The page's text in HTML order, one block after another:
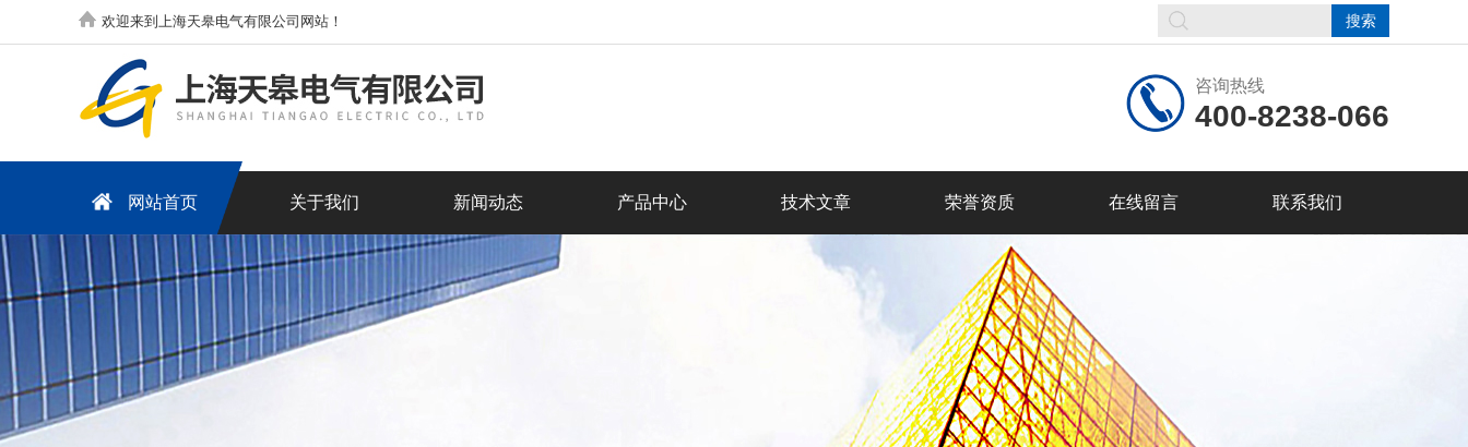
欢迎来到上海天皋电气有限公司网站！
咨询热线
400-8238-066
网站首页 关于我们 新闻动态 产品中心 技术文章 荣誉资质 在线留言 联系我们